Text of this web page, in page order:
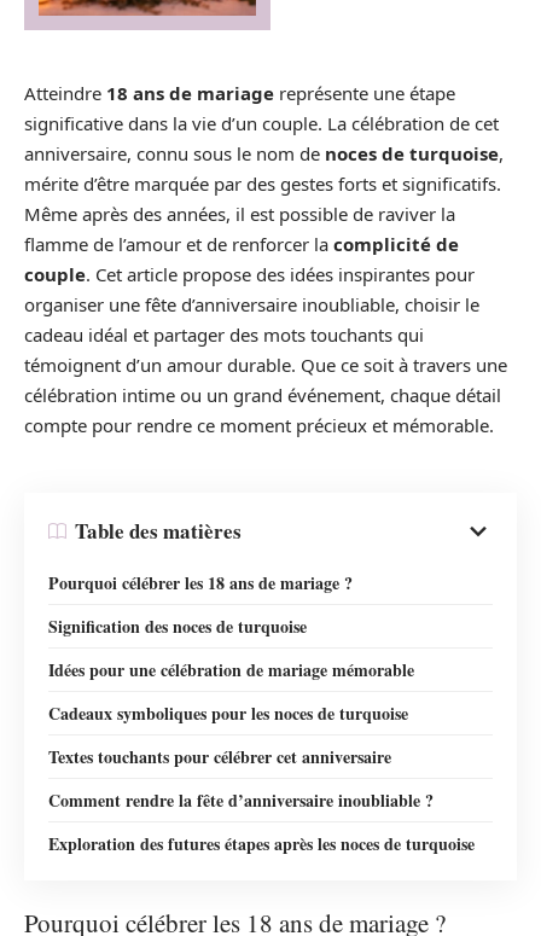
Atteindre 18 ans de mariage représente une étape
significative dans la vie d’un couple. La célébration de cet
anniversaire, connu sous le nom de noces de turquoise,
mérite d’être marquée par des gestes forts et significatifs.
Même après des années, il est possible de raviver la
flamme de l’amour et de renforcer la complicité de
couple. Cet article propose des idées inspirantes pour
organiser une fête d’anniversaire inoubliable, choisir le
cadeau idéal et partager des mots touchants qui
témoignent d’un amour durable. Que ce soit à travers une
célébration intime ou un grand événement, chaque détail
compte pour rendre ce moment précieux et mémorable.
Table des matières
Pourquoi célébrer les 18 ans de mariage ?
Signification des noces de turquoise
Idées pour une célébration de mariage mémorable
Cadeaux symboliques pour les noces de turquoise
Textes touchants pour célébrer cet anniversaire
Comment rendre la fête d’anniversaire inoubliable ?
Exploration des futures étapes après les noces de turquoise
Pourquoi célébrer les 18 ans de mariage ?